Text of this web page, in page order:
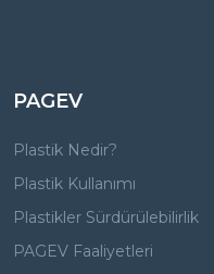
PAGEV
Plastik Nedir?
Plastik Kullanımı
Plastikler Sürdürülebilirlik
PAGEV Faaliyetleri